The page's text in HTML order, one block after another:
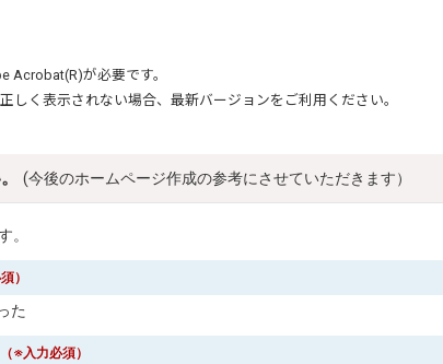
Acrobat(R)が必要です。
しく表示されない場合、最新バージョンをご利用ください。